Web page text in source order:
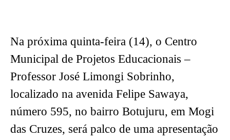
Na próxima quinta-feira (14), o Centro
Municipal de Projetos Educacionais –
Professor José Limongi Sobrinho,
localizado na avenida Felipe Sawaya,
número 595, no bairro Botujuru, em Mogi
das Cruzes, será palco de uma apresentação